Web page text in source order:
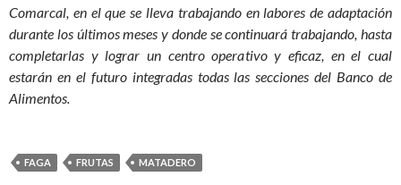
Comarcal, en el que se lleva trabajando en labores de adaptación
durante los últimos meses y donde se continuará trabajando, hasta
completarlas y lograr un centro operativo y eficaz, en el cual
estarán en el futuro integradas todas las secciones del Banco de
Alimentos.
FAGA FRUTAS MATADERO